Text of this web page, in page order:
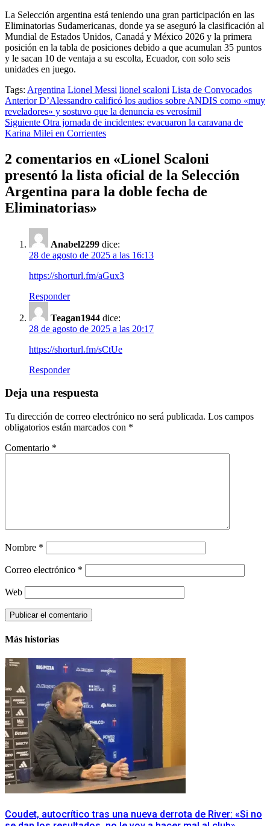
La Selección argentina está teniendo una gran participación en las
Eliminatorias Sudamericanas, donde ya se aseguró la clasificación al
Mundial de Estados Unidos, Canadá y México 2026 y la primera
posición en la tabla de posiciones debido a que acumulan 35 puntos
y le sacan 10 de ventaja a su escolta, Ecuador, con solo seis
unidades en juego.
Tags: Argentina Lionel Messi lionel scaloni Lista de Convocados
Post
navigation
AnteriorD’Alessandro calificó los audios sobre ANDIS como «muy
reveladores» y sostuvo que la denuncia es verosímil
Siguiente Otra jornada de incidentes: evacuaron la caravana de
Karina Milei en Corrientes
2 comentarios en «Lionel Scaloni
presentó la lista oficial de la Selección
Argentina para la doble fecha de
Eliminatorias»
Anabel2299 dice:
28 de agosto de 2025 a las 16:13
https://shorturl.fm/aGux3
Responder
Teagan1944 dice:
28 de agosto de 2025 a las 20:17
https://shorturl.fm/sCtUe
Responder
Deja una respuesta
Tu dirección de correo electrónico no será publicada. Los campos
obligatorios están marcados con *
Comentario *
Nombre *
Correo electrónico *
Web
Más historias
Coudet, autocrítico tras una nueva derrota de River: «Si no